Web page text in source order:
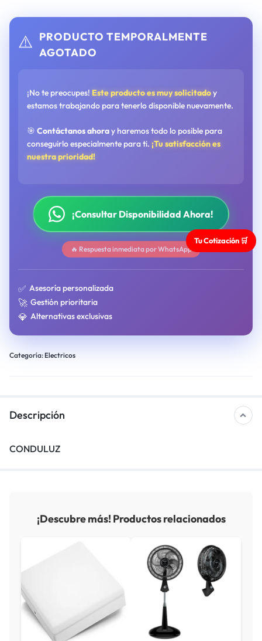
⚠️ PRODUCTO TEMPORALMENTE
AGOTADO
¡No te preocupes! Este producto es muy solicitadoy
estamos trabajando para tenerlo disponible nuevamente.
🎯 Contáctanos ahoray haremos todo lo posible para
conseguirlo especialmente para ti. ¡Tu satisfacción es
nuestra prioridad!
¡Consultar Disponibilidad Ahora!
🔥 Respuesta inmediata por WhatsApp
✅ Asesoría personalizada
🚀 Gestión prioritaria
💎 Alternativas exclusivas
Categoría: Electricos
Descripción
CONDULUZ
¡Descubre más! Productos relacionados
Tu Cotización 🛒